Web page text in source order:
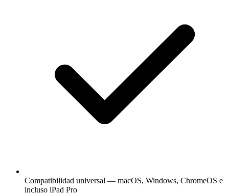
Compatibilidad universal — macOS, Windows, ChromeOS e
incluso iPad Pro